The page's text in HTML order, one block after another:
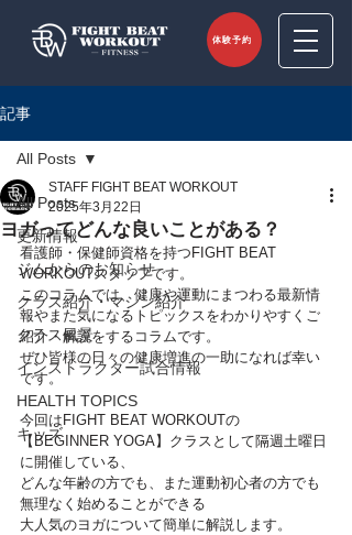
体験予約
記事
All Posts
更新情報
ジムからのお知らせ
クラス紹介・マシン紹介
クラス風景
インストラクター試合情報
HEALTH TOPICS
キッズ
All Posts
ヨガってどんな良いことがある？
STAFF FIGHT BEAT WORKOUT
2025年3月22日
看護師・保健師資格を持つFIGHT BEAT
WORKOUTスタッフです。
このコラムでは、健康や運動にまつわる最新情
報やまた気になるトピックスをわかりやすくご
紹介・解説をするコラムです。
ぜひ皆様の日々の健康増進の一助になれば幸い
です。
今回はFIGHT BEAT WORKOUTの
【BEGINNER YOGA】クラスとして隔週土曜日
に開催している、
どんな年齢の方でも、また運動初心者の方でも
無理なく始めることができる
大人気のヨガについて簡単に解説します。